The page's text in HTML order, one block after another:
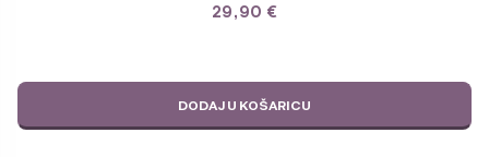
29,90 €
DODAJ U KOŠARICU